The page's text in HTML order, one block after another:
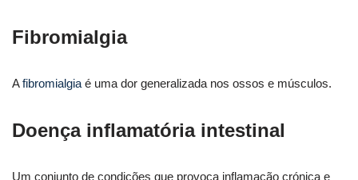
Fibromialgia
Afibromialgia é uma dor generalizada nos ossos e músculos.
Doença inflamatória intestinal
Um conjunto de condições que provoca inflamação crónica e